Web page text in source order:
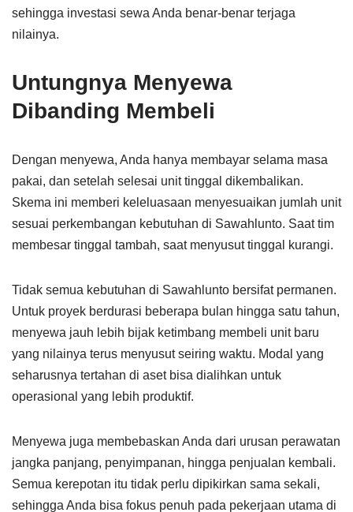
sehingga investasi sewa Anda benar-benar terjaga
nilainya.
Untungnya Menyewa
Dibanding Membeli
Dengan menyewa, Anda hanya membayar selama masa
pakai, dan setelah selesai unit tinggal dikembalikan.
Skema ini memberi keleluasaan menyesuaikan jumlah unit
sesuai perkembangan kebutuhan di Sawahlunto. Saat tim
membesar tinggal tambah, saat menyusut tinggal kurangi.
Tidak semua kebutuhan di Sawahlunto bersifat permanen.
Untuk proyek berdurasi beberapa bulan hingga satu tahun,
menyewa jauh lebih bijak ketimbang membeli unit baru
yang nilainya terus menyusut seiring waktu. Modal yang
seharusnya tertahan di aset bisa dialihkan untuk
operasional yang lebih produktif.
Menyewa juga membebaskan Anda dari urusan perawatan
jangka panjang, penyimpanan, hingga penjualan kembali.
Semua kerepotan itu tidak perlu dipikirkan sama sekali,
sehingga Anda bisa fokus penuh pada pekerjaan utama di